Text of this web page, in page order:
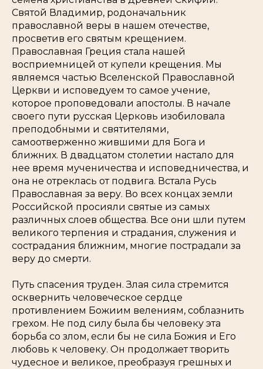
Святой Владимир, родоначальник
православной веры в нашем отечестве,
просветив его святым крещением.
Православная Греция стала нашей
восприемницей от купели крещения. Мы
являемся частью Вселенской Православной
Церкви и исповедуем то самое учение,
которое проповедовали апостолы. В начале
своего пути русская Церковь изобиловала
преподобными и святителями,
самоотверженно жившими для Бога и
ближних. В двадцатом столетии настало для
нее время мученичества и исповедничества, и
она не отреклась от подвига. Встала Русь
Православная за веру. Во всех концах земли
Российской просияли святые из самых
различных слоев общества. Все они шли путем
великого терпения и страдания, служения и
сострадания ближним, многие пострадали за
веру до смерти.
Путь спасения труден. Злая сила стремится
осквернить человеческое сердце
противлением Божиим велениям, соблазнить
грехом. Не под силу была бы человеку эта
борьба со злом, если бы не сила Божия и Его
любовь к человеку. Он продолжает творить
чудесное и великое, преобразуя грешных и